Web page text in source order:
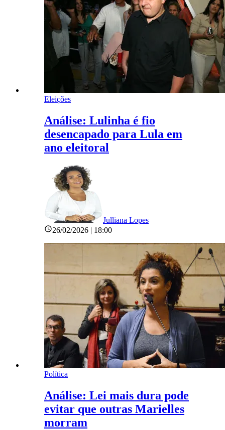
Eleições
Análise: Lulinha é fio
desencapado para Lula em
ano eleitoral
Julliana Lopes
26/02/2026 | 18:00
Política
Análise: Lei mais dura pode
evitar que outras Marielles
morram